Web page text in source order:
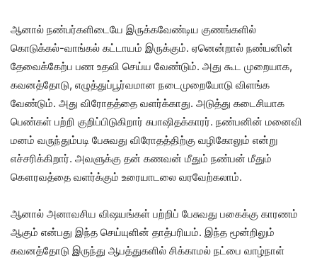
ஆனால் நண்பர்களிடையே இருக்கவேண்டிய குணங்களில்
கொடுக்கல்-வாங்கல் கட்டாயம் இருக்கும். ஏனென்றால் நண்பனின்
தேவைக்கேற்ப பண உதவி செய்ய வேண்டும். அது கூட முறையாக,
கவனத்தோடு, எழுத்துப்பூர்வமான நடைமுறையோடு விளங்க
வேண்டும். அது விரோதத்தை வளர்க்காது. அடுத்து கடைசியாக
பெண்கள் பற்றி குறிப்பிடுகிறார் சுபாஷிதக்காரர். நண்பனின் மனைவி
மனம் வருந்தும்படி பேசுவது விரோதத்திற்கு வழிகோலும் என்று
எச்சரிக்கிறார். அவளுக்கு தன் கணவன் மீதும் நண்பன் மீதும்
கௌரவத்தை வளர்க்கும் உரையாடலை வரவேற்கலாம்.
ஆனால் அனாவசிய விஷயங்கள் பற்றிப் பேசுவது பகைக்கு காரணம்
ஆகும் என்பது இந்த செய்யுளின் தாத்பரியம். இந்த மூன்றிலும்
கவனத்தோடு இருந்து ஆபத்துகளில் சிக்காமல் நட்பை வாழ்நாள்